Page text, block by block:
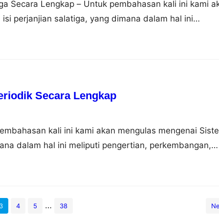
Secara Lengkap – Untuk pembahasan kali ini kami
isi perjanjian salatiga, yang dimana dalam hal ini
belakang, isi dan dampaknya, nah untuk lebih dapat
ulasan selengkapnya dibawah ini. Pengertian
Secara Lengkap
kali ini kami akan mengulas mengenai
dalam hal ini meliputi pengertian, perkembangan,
sifat, gambar dan contoh, nah agar dapat lebih
simak ulasan selengkapnya dibawah ini. Pengertian
3 4 5 … 38